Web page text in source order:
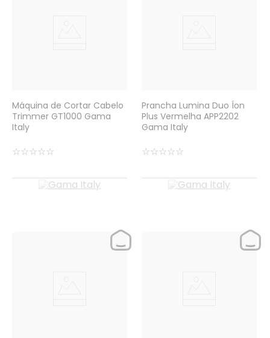
Máquina de Cortar Cabelo
Trimmer GT1000 Gama
Italy
☆☆☆☆☆
Prancha Lumina Duo Íon
Plus Vermelha APP2202
Gama Italy
☆☆☆☆☆